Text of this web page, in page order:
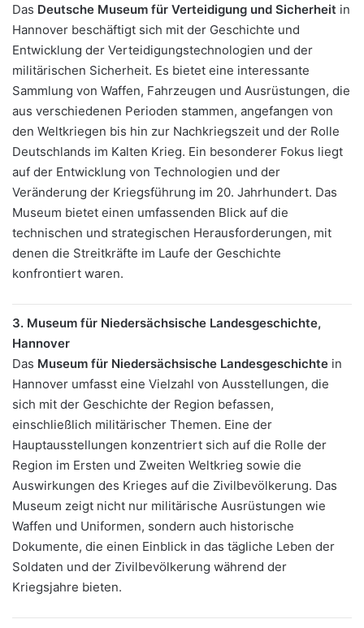
Das Deutsche Museum für Verteidigung und Sicherheit in
Hannover beschäftigt sich mit der Geschichte und
Entwicklung der Verteidigungstechnologien und der
militärischen Sicherheit. Es bietet eine interessante
Sammlung von Waffen, Fahrzeugen und Ausrüstungen, die
aus verschiedenen Perioden stammen, angefangen von
den Weltkriegen bis hin zur Nachkriegszeit und der Rolle
Deutschlands im Kalten Krieg. Ein besonderer Fokus liegt
auf der Entwicklung von Technologien und der
Veränderung der Kriegsführung im 20. Jahrhundert. Das
Museum bietet einen umfassenden Blick auf die
technischen und strategischen Herausforderungen, mit
denen die Streitkräfte im Laufe der Geschichte
konfrontiert waren.
3. Museum für Niedersächsische Landesgeschichte,
Hannover
Das Museum für Niedersächsische Landesgeschichte in
Hannover umfasst eine Vielzahl von Ausstellungen, die
sich mit der Geschichte der Region befassen,
einschließlich militärischer Themen. Eine der
Hauptausstellungen konzentriert sich auf die Rolle der
Region im Ersten und Zweiten Weltkrieg sowie die
Auswirkungen des Krieges auf die Zivilbevölkerung. Das
Museum zeigt nicht nur militärische Ausrüstungen wie
Waffen und Uniformen, sondern auch historische
Dokumente, die einen Einblick in das tägliche Leben der
Soldaten und der Zivilbevölkerung während der
Kriegsjahre bieten.